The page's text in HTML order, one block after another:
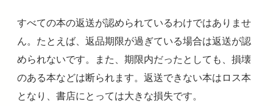
すべての本の返送が認められているわけではありませ
ん。たとえば、返品期限が過ぎている場合は返送が認
められないです。また、期限内だったとしても、損壊
のある本などは断られます。返送できない本はロス本
となり、書店にとっては大きな損失です。